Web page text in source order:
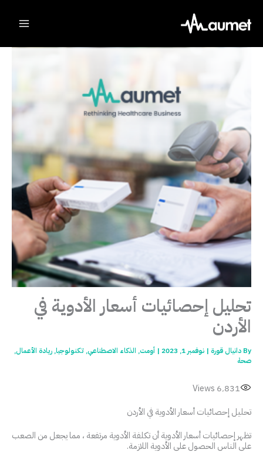
content
تحليل إحصائيات أسعار الأدوية في
الأردن
By دانيال قورة | نوفمبر 1, 2023 | أومت, الذكاء الاصطناعي, تكنولوجيا, ريادة الأعمال,
صحة
6٬831
تحليل إحصائيات أسعار الأدوية في الأردن
تظهر إحصائيات أسعار الأدوية أن تكلفة الأدوية مرتفعة ، مما يجعل من الصعب
على الناس الحصول على الأدوية اللازمة.